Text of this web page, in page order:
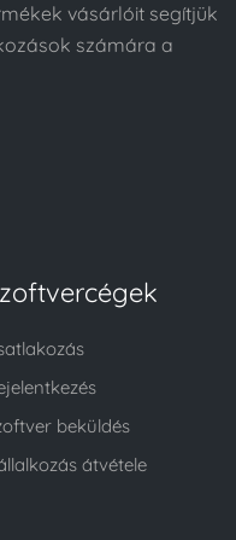
vásárlóit segítjük
számára a
beküldés
átvétele